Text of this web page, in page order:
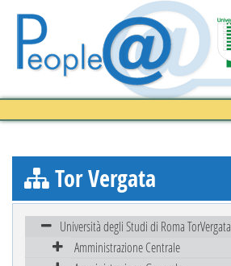
Tor Vergata
Università degli Studi di Roma TorVergata
Amministrazione Centrale